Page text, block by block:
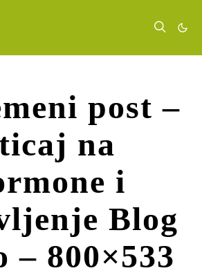
post –
na
i
Blog
– 800×533